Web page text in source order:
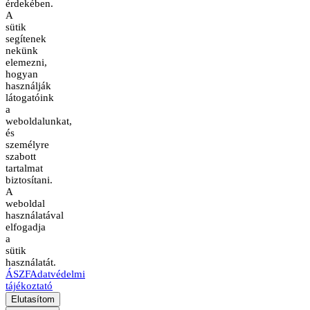
érdekében.
A
sütik
segítenek
nekünk
elemezni,
hogyan
használják
látogatóink
a
weboldalunkat,
és
személyre
szabott
tartalmat
biztosítani.
A
weboldal
használatával
elfogadja
a
sütik
használatát.
ÁSZFAdatvédelmi
tájékoztató
Elutasítom